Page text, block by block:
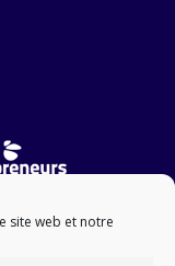
site web et notre